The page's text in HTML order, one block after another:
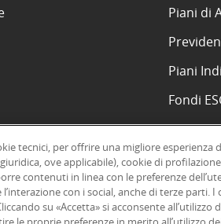
Piani di
Piani
Fondi
del gruppo bancario ERSEL - P.IVA
tecnici, per offrire una migliore esperienza
ove applicabile), cookie di
contenuti in linea con le preferenze
con i social, anche di terze parti.
su «Accetta» si acconsente